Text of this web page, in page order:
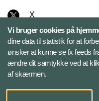
X
Instagram
Bluesky
LinkedIn
Vi bruger cookies på
dine data til statistik for at
ønsker at kunne se fx feeds
ændre dit samtykke ved at
af skærmen.